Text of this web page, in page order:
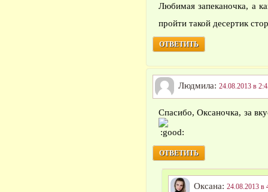
Любимая запеканочка, а
пройти такой десертик
ОТВЕТИТЬ
Людмила: 24.08.2013 в
Спасибо, Оксаночка, за
ОТВЕТИТЬ
Оксана: 24.08.2013 в